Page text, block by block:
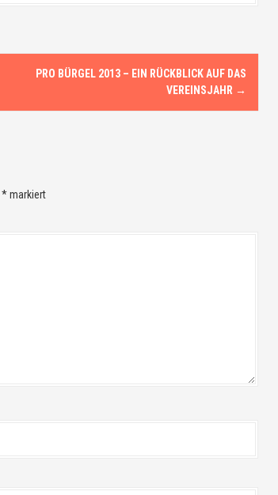
PRO BÜRGEL 2013 – EIN RÜCKBLICK AUF DAS
VEREINSJAHR →
*markiert